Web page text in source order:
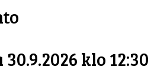
klo 12:30